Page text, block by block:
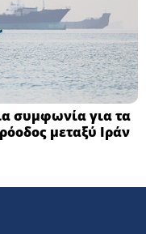
συμφωνία για τα
μεταξύ Ιράν